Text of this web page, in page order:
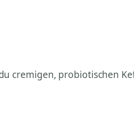
cremigen, probiotischen